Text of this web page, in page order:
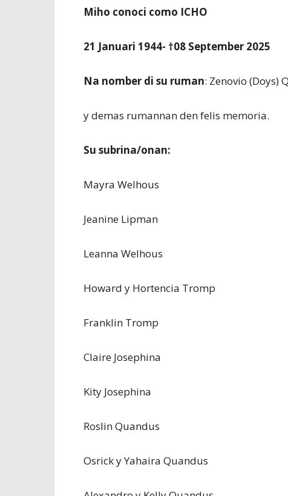
Miho conoci como ICHO
21 Januari 1944- †08 September 2025
Na nomber di su ruman: Zenovio (Doys)
y demas rumannan den felis memoria.
Su subrina/onan:
Mayra Welhous
Jeanine Lipman
Leanna Welhous
Howard y Hortencia Tromp
Franklin Tromp
Claire Josephina
Kity Josephina
Roslin Quandus
Osrick y Yahaira Quandus